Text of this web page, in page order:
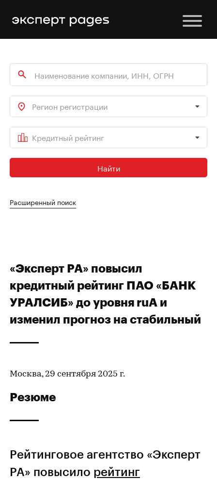
Регион регистрации
Кредитный рейтинг
Найти
Расширенный поиск
«Эксперт РА» повысил
кредитный рейтинг ПАО «БАНК
УРАЛСИБ» до уровня ruА и
изменил прогноз на стабильный
Москва, 29 сентября 2025 г.
Резюме
Рейтинговое агентство «Эксперт
РА» повысило рейтинг